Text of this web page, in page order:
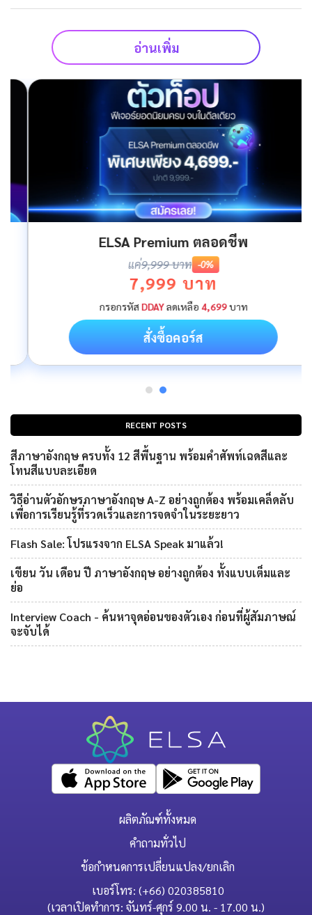
อ่านเพิ่ม
RECENT POSTS
สีภาษาอังกฤษ ครบทั้ง 12 สีพื้นฐาน พร้อมคำศัพท์เฉดสีและ
โทนสีแบบละเอียด
วิธีอ่านตัวอักษรภาษาอังกฤษ A-Z อย่างถูกต้อง พร้อมเคล็ดลับ
เพื่อการเรียนรู้ที่รวดเร็วและการจดจำในระยะยาว
Flash Sale: โปรแรงจาก ELSA Speak มาแล้ว!
เขียน วัน เดือน ปี ภาษาอังกฤษ อย่างถูกต้อง ทั้งแบบเต็มและ
ย่อ
Interview Coach - ค้นหาจุดอ่อนของตัวเอง ก่อนที่ผู้สัมภาษณ์
จะจับได้
ELSA Premium ตลอดชีพ
9,999 บาท -0%
7,999 บาท
กรอกรหัสDDAYลดเหลือ4,699บาท
สั่งซื้อคอร์ส
ผลิตภัณฑ์ทั้งหมด
คำถามทั่วไป
ข้อกำหนดการเปลี่ยนแปลง/ยกเลิก
เบอร์โทร: (+66) 020385810
(เวลาเปิดทำการ: จันทร์-ศุกร์ 9.00 น. - 17.00 น.)